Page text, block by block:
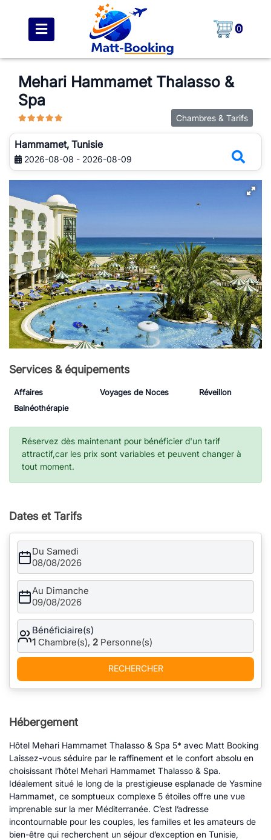
0
Mehari Hammamet Thalasso &
Spa
Chambres & Tarifs
Hammamet, Tunisie
2026-08-08 - 2026-08-09
Services & équipements
Affaires Voyages de Noces
Réveillon
Balnéothérapie
Réservez dès maintenant pour bénéficier d'un tarif
attractif,car les prix sont variables et peuvent changer à
tout moment.
Dates et Tarifs
Du Samedi
08/08/2026
Au Dimanche
09/08/2026
Bénéficiaire(s)
1 Chambre(s), 2 Personne(s)
RECHERCHER
Hébergement
Hôtel Mehari Hammamet Thalasso & Spa 5* avec Matt Booking
Laissez-vous séduire par le raffinement et le confort absolu en
choisissant l’hôtel Mehari Hammamet Thalasso & Spa.
Idéalement situé le long de la prestigieuse esplanade de Yasmine
Hammamet, ce somptueux complexe 5 étoiles offre une vue
imprenable sur la mer Méditerranée. C’est l’adresse
incontournable pour les couples, les familles et les amateurs de
bien-être qui recherchent un séjour d’exception en Tunisie,